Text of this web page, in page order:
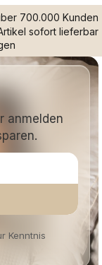
700.000 Kunden
sofort lieferbar
anmelden
Kenntnis